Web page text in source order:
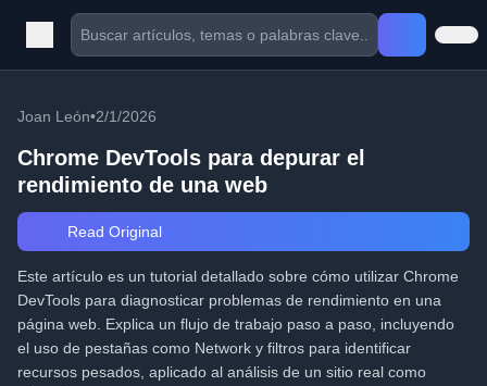
Joan León•2/1/2026
Chrome DevTools para depurar el
rendimiento de una web
Read Original
Este artículo es un tutorial detallado sobre cómo utilizar Chrome
DevTools para diagnosticar problemas de rendimiento en una
página web. Explica un flujo de trabajo paso a paso, incluyendo
el uso de pestañas como Network y filtros para identificar
recursos pesados, aplicado al análisis de un sitio real como